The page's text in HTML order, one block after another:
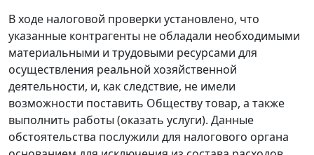
В ходе налоговой проверки установлено, что
указанные контрагенты не обладали необходимыми
материальными и трудовыми ресурсами для
осуществления реальной хозяйственной
деятельности, и, как следствие, не имели
возможности поставить Обществу товар, а также
выполнить работы (оказать услуги). Данные
обстоятельства послужили для налогового органа